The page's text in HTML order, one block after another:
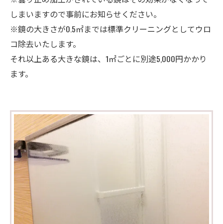
しまいますので事前にお知らせください。​
※鏡の大きさが0.5㎡までは標準クリーニングとしてウロ
コ除去いたします。
それ以上ある大きな鏡は、1㎡ごとに別途5,000円かかり
ます。